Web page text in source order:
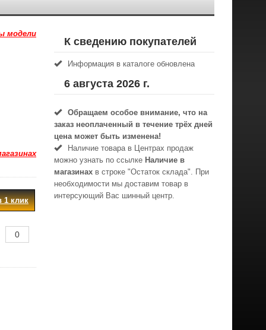
модели
1 клик
К сведению покупателей
Информация в каталоге обновлена
6 августа 2026 г.
Обращаем особое внимание, что на
заказ неоплаченный в течениe трёх дней
цена может быть изменена!
Наличие товара в Центрах продаж
можно узнать по ссылке Наличие в
магазинах в строке "Остаток склада". При
необходимости мы доставим товар в
интерсующий Вас шинный центр.